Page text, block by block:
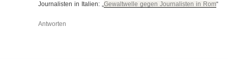
Journalisten in Italien: „Gewaltwelle gegen Journalisten in Rom“
Antworten